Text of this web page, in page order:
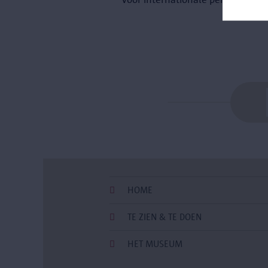
HOME
TE ZIEN & TE DOEN
HET MUSEUM